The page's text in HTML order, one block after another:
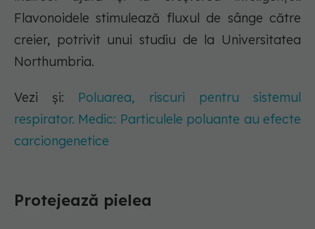
Flavonoidele stimulează fluxul de sânge către
creier, potrivit unui studiu de la Universitatea
Northumbria.
Vezi și: Poluarea, riscuri pentru sistemul
respirator. Medic: Particulele poluante au efecte
carciongenetice
Protejează pielea